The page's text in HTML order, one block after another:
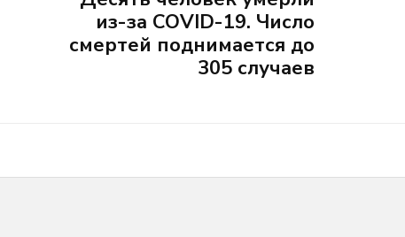
из-за COVID-19. Число
смертей поднимается до
305 случаев